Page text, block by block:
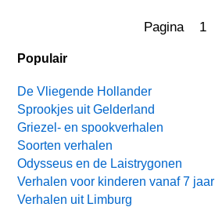
Pagina 1
Populair
De Vliegende Hollander
Sprookjes uit Gelderland
Griezel- en spookverhalen
Soorten verhalen
Odysseus en de Laistrygonen
Verhalen voor kinderen vanaf 7 jaar
Verhalen uit Limburg